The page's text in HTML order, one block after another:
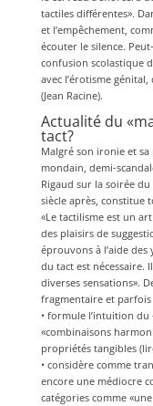
tactiles différentes».
et l’empêchement,
écouter le silence.
confusion scolastique
avec l’érotisme génital,
(Jean Racine).
Actualité du
tact?
Malgré son ironie et
mondain, demi-
Rigaud sur la soirée
siècle après, constitue
«Le tactilisme est un
des plaisirs de
éprouvons à l’aide
du tact est nécessaire.
diverses sensations».
fragmentaire et
• formule l’intuition du
«combinaisons
propriétés tangibles
• considère comme
encore une médiocre
catégories comme